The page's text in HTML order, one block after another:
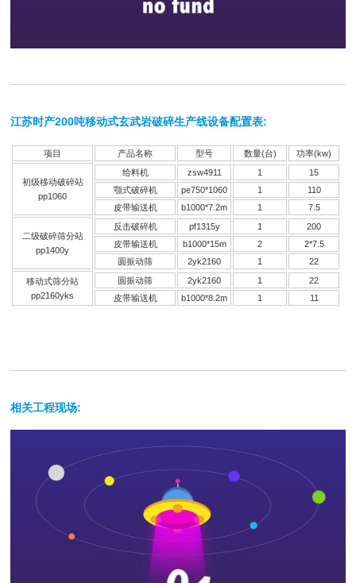
江苏时产200吨移动式玄武岩破碎生产线设备配置表:
项目 产品名称 型号 数量(台) 功率(kw)
初级移动破碎站
pp1060
给料机 zsw4911 1
15
颚式破碎机
pe750*1060 1
110
皮带输送机
b1000*7.2m 1 7.5
二级破碎筛分站
pp1400y
反击破碎机 pf1315y 1
200
皮带输送机
b1000*15m 2
2*7.5
圆振动筛
2yk2160 1 22
移动式筛分站
pp2160yks
圆振动筛 2yk2160 1
22
皮带输送机
b1000*8.2m 1 11
相关工程现场: